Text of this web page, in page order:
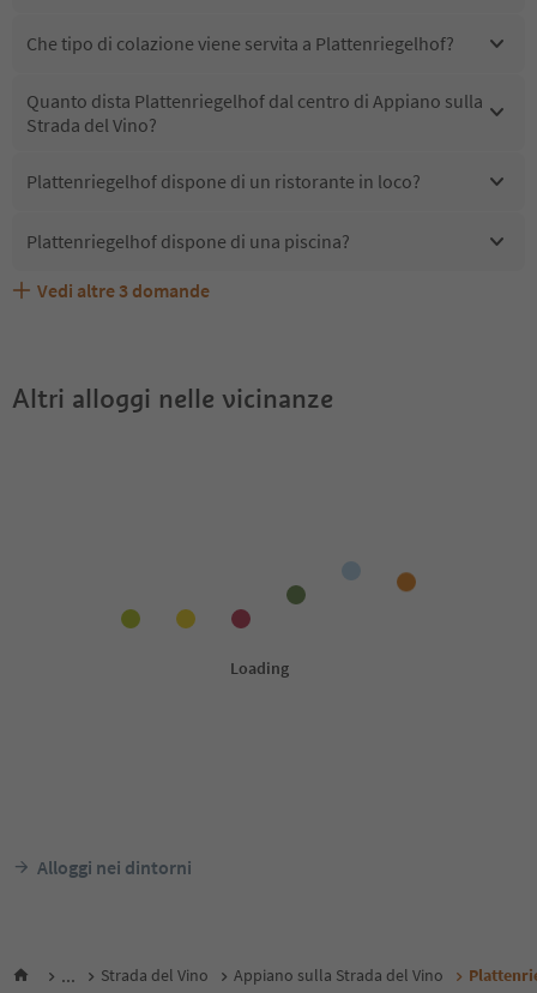
Che tipo di colazione viene servita a Plattenriegelhof?
Quanto dista Plattenriegelhof dal centro di Appiano sulla
Strada del Vino?
Plattenriegelhof dispone di un ristorante in loco?
Plattenriegelhof dispone di una piscina?
Plattenriegelhof accetta animali domestici?
Quali servizi/attività sono disponibili presso
Gli ospiti di Plattenriegelhof ricevono l'Alto Adige Guest
Vedi altre 3 domande
Altri alloggi nelle vicinanze
Alloggi nei dintorni
... Strada del Vino Appiano sulla Strada del Vino